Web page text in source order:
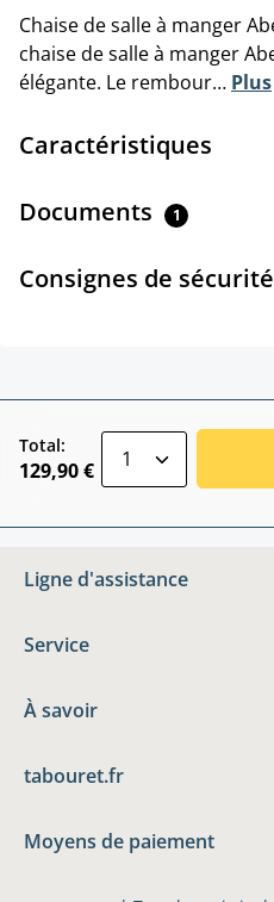
Chaise de salle à manger
chaise de salle à manger
élégante. Le rembour… Plus
Caractéristiques
Documents 1
Consignes de sécurité
Total:
129,90 €
Ligne d'assistance
Service
À savoir
tabouret.fr
Moyens de paiement